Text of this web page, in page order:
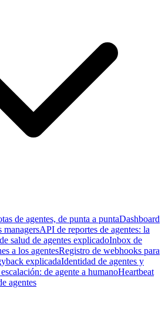
de agentes, de punta a puntaDashboard
managersAPI de reportes de agentes: la
salud de agentes explicadoInbox de
a los agentesRegistro de webhooks para
explicadaIdentidad de agentes y
de agente a humanoHeartbeat
agentes